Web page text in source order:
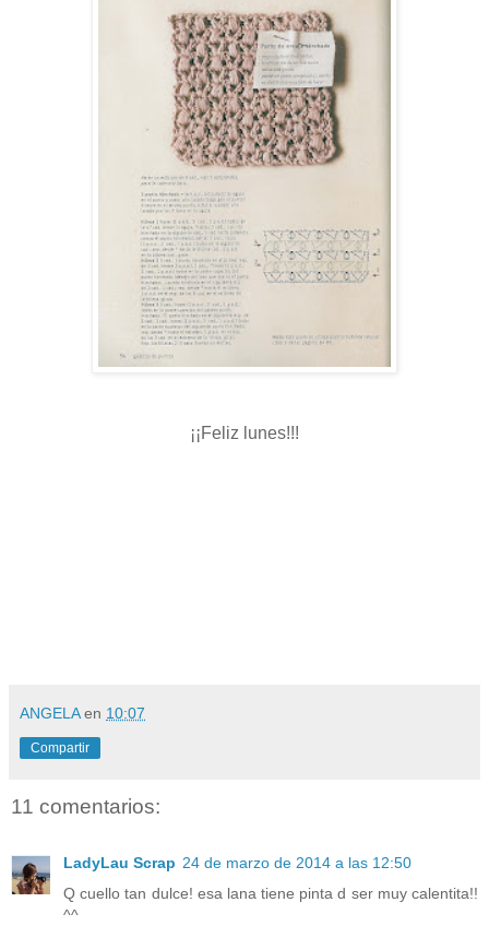
¡¡Feliz lunes!!!
ANGELA en 10:07
Compartir
11 comentarios:
LadyLau Scrap 24 de marzo de 2014 a las 12:50
Q cuello tan dulce! esa lana tiene pinta d ser muy calentita!!
^^